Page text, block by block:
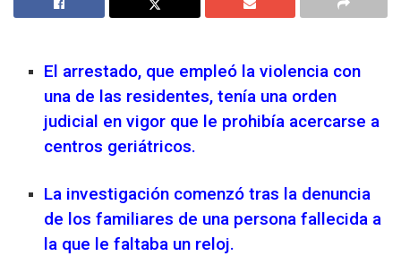
El arrestado, que empleó la violencia con
una de las residentes, tenía una orden
judicial en vigor que le prohibía acercarse a
centros geriátricos.
La investigación comenzó tras la denuncia
de los familiares de una persona fallecida a
la que le faltaba un reloj.